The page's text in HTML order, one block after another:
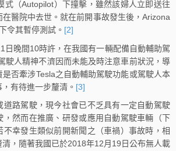
式（Autopilot）下撞擊，雖然該婦人立即送往
醫院中去世。就在前開事故發生後，Arizona
令其暫停測試。 [2]
晚間10時許，在我國有一輛配備自動輔助駕
駛人精神不濟因而未能及時注意車前狀況，導
否牽涉Tesla之自動輔助駕駛功能或駕駛人本
有待進一步釐清。 [3]
路駕駛，現今社會已不乏具有一定自動駕駛
，然而在推廣、研發或應用自動駕駛車輛（下
不幸發生類似前開新聞之（車禍）事故時，相
清，隨著我國已於2018年12月19日公布無人載